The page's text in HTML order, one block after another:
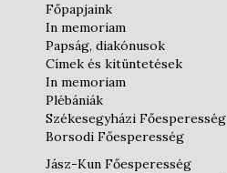
Főpapjaink
In memoriam
Papság, diakónusok
Címek és kitüntetések
In memoriam
Plébániák
Székesegyházi Főesperesség
Borsodi Főesperesség
Jász-Kun Főesperesség